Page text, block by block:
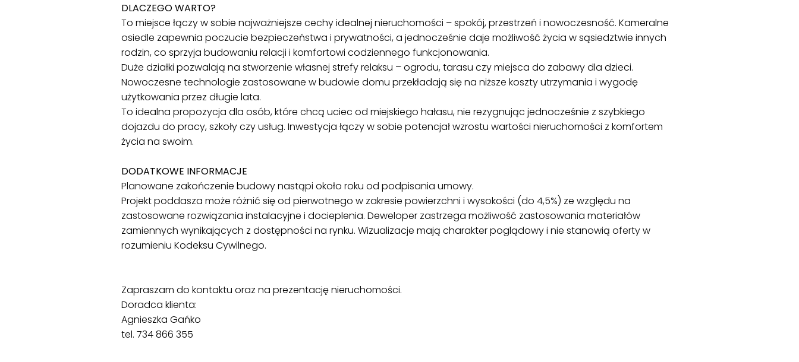
DLACZEGO WARTO?
To miejsce łączy w sobie najważniejsze cechy idealnej nieruchomości – spokój, przestrzeń i nowoczesność. Kameralne
osiedle zapewnia poczucie bezpieczeństwa i prywatności, a jednocześnie daje możliwość życia w sąsiedztwie innych
rodzin, co sprzyja budowaniu relacji i komfortowi codziennego funkcjonowania.
Duże działki pozwalają na stworzenie własnej strefy relaksu – ogrodu, tarasu czy miejsca do zabawy dla dzieci.
Nowoczesne technologie zastosowane w budowie domu przekładają się na niższe koszty utrzymania i wygodę
użytkowania przez długie lata.
To idealna propozycja dla osób, które chcą uciec od miejskiego hałasu, nie rezygnując jednocześnie z szybkiego
dojazdu do pracy, szkoły czy usług. Inwestycja łączy w sobie potencjał wzrostu wartości nieruchomości z komfortem
życia na swoim.
DODATKOWE INFORMACJE
Planowane zakończenie budowy nastąpi około roku od podpisania umowy.
Projekt poddasza może różnić się od pierwotnego w zakresie powierzchni i wysokości (do 4,5%) ze względu na
zastosowane rozwiązania instalacyjne i docieplenia. Deweloper zastrzega możliwość zastosowania materiałów
zamiennych wynikających z dostępności na rynku. Wizualizacje mają charakter poglądowy i nie stanowią oferty w
rozumieniu Kodeksu Cywilnego.
Zapraszam do kontaktu oraz na prezentację nieruchomości.
Doradca klienta:
Agnieszka Gańko
tel. 734 866 355